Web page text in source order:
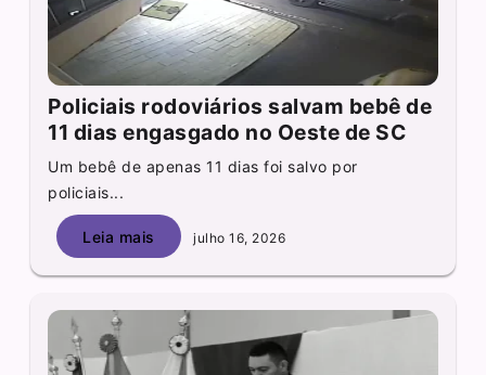
Policiais rodoviários salvam bebê de
11 dias engasgado no Oeste de SC
Um bebê de apenas 11 dias foi salvo por
policiais...
Leia mais julho 16, 2026